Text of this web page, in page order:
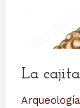
La
Arqueología